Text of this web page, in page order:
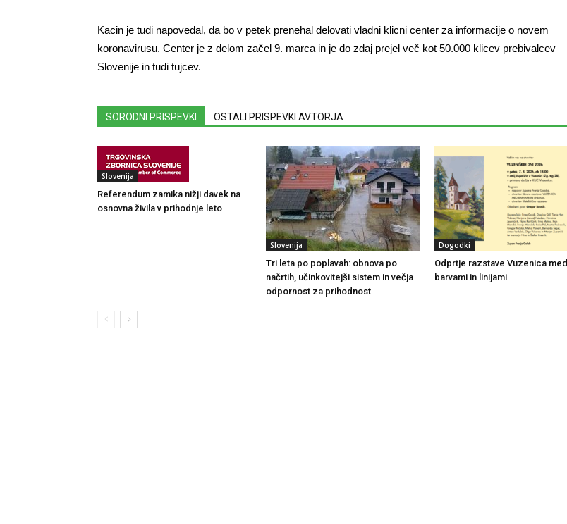
Kacin je tudi napovedal, da bo v petek prenehal delovati vladni klicni center za informacije o novem
koronavirusu. Center je z delom začel 9. marca in je do zdaj prejel več kot 50.000 klicev prebivalcev
Slovenije in tudi tujcev.
SORODNI PRISPEVKI OSTALI PRISPEVKI AVTORJA
Slovenija
Referendum zamika nižji davek na
osnovna živila v prihodnje leto
Slovenija
Tri leta po poplavah: obnova po
načrtih, učinkovitejši sistem in večja
odpornost za prihodnost
Dogodki
Odprtje razstave Vuzenica med
barvami in linijami